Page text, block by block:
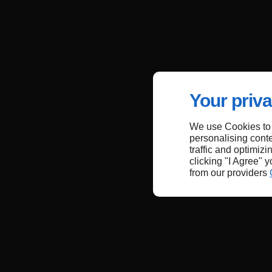
Your
We use Cookies
personalising
traffic and
clicking "I Agree"
from our providers